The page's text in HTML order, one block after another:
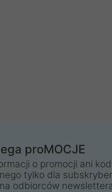
proMOCJE
o promocji ani
tylko dla
odbiorców